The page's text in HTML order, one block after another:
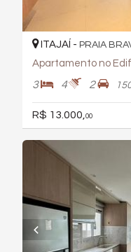
ITAJAÍ - PRAIA
Apartamento no
3 4 2
R$ 13.000,00